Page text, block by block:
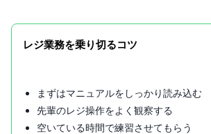
レジ業務を乗り切るコツ
まずはマニュアルをしっかり読み込む
先輩のレジ操作をよく観察する
空いている時間で練習させてもらう